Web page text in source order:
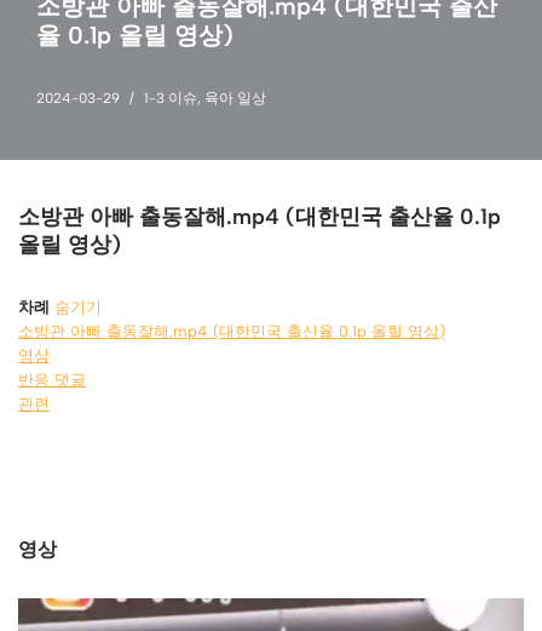
소방관 아빠 출동잘해.mp4 (대한민국 출산
율 0.1p 올릴 영상)
2024-03-29 1-3 이슈, 육아 일상
소방관 아빠 출동잘해.mp4 (대한민국 출산율 0.1p
올릴 영상)
차례
숨기기
소방관 아빠 출동잘해.mp4 (대한민국 출산율 0.1p 올릴 영상)
영상
반응 댓글
관련
영상